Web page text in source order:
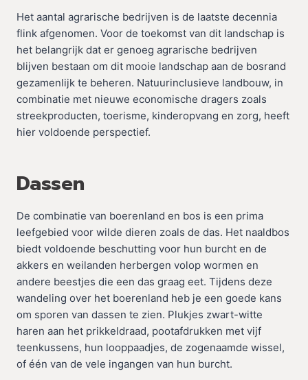
Het aantal agrarische bedrijven is de laatste decennia
flink afgenomen. Voor de toekomst van dit landschap is
het belangrijk dat er genoeg agrarische bedrijven
blijven bestaan om dit mooie landschap aan de bosrand
gezamenlijk te beheren. Natuurinclusieve landbouw, in
combinatie met nieuwe economische dragers zoals
streekproducten, toerisme, kinderopvang en zorg, heeft
hier voldoende perspectief.
Dassen
De combinatie van boerenland en bos is een prima
leefgebied voor wilde dieren zoals de das. Het naaldbos
biedt voldoende beschutting voor hun burcht en de
akkers en weilanden herbergen volop wormen en
andere beestjes die een das graag eet. Tijdens deze
wandeling over het boerenland heb je een goede kans
om sporen van dassen te zien. Plukjes zwart-witte
haren aan het prikkeldraad, pootafdrukken met vijf
teenkussens, hun looppaadjes, de zogenaamde wissel,
of één van de vele ingangen van hun burcht.